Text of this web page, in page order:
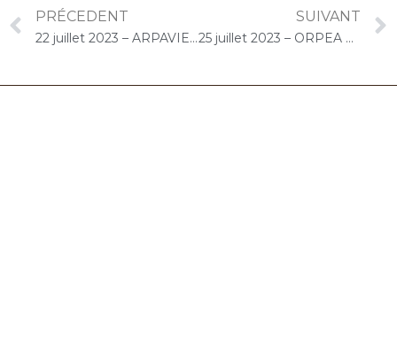
PRÉCEDENT
22 juillet 2023 – ARPAVIE Champfleury (Sèvres) : Concert « Gelato-Cello Solo »
SUIVANT
25 juillet 2023 – ORPEA Saint-Jacques (Paris) : Concert « Cello Solo »